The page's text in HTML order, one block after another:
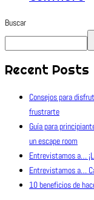
Buscar
Recent Posts
Consejos para
frustrarte
Guía para
un escape room
Entrevistamos a…
Entrevistamos a…
10 beneficios de